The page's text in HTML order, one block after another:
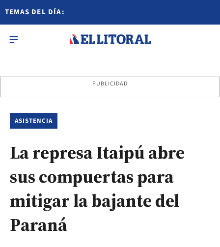
TEMAS DEL DÍA:
PUBLICIDAD
ASISTENCIA
La represa Itaipú abre
sus compuertas para
mitigar la bajante del
Paraná